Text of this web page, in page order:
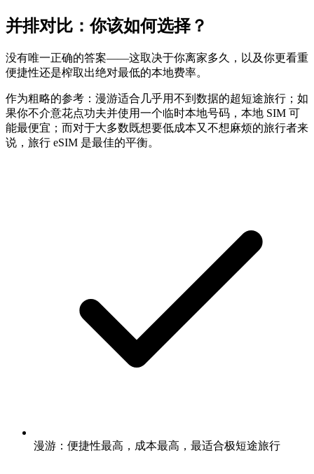
并排对比：你该如何选择？
没有唯一正确的答案——这取决于你离家多久，以及你更看重
便捷性还是榨取出绝对最低的本地费率。
作为粗略的参考：漫游适合几乎用不到数据的超短途旅行；如
果你不介意花点功夫并使用一个临时本地号码，本地 SIM 可
能最便宜；而对于大多数既想要低成本又不想麻烦的旅行者来
说，旅行 eSIM 是最佳的平衡。
漫游：便捷性最高，成本最高，最适合极短途旅行